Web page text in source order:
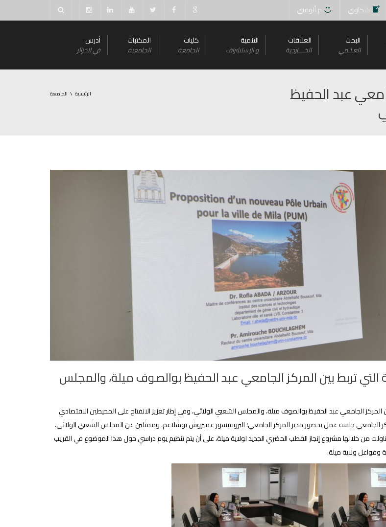
شكاوي م.ألومني
البحث
العـلـمي
العلاقات
الخــــارجية
التنمية
و اﻹستشراف
كليات
الجامعة
المكتبات
الجامعية
أدرس
في الجزائر
عبد الحفيظ الرئيسية الجامعة
التي تربط بين المركز الجامعي عبد الحفيظ بوالصوف ميلة، والمجلس
المركز الجامعي عبد الحفيظ بوالصوف ميلة، والمجلس الشعبي الولائي، وفي إطار تعزيز الانفتاح على المحيطين الاقتصادي
الجامعي جلسة عمل بحضور مدير المركز الجامعي؛ البروفيسور عميروش بوشلاغم، وممثلين عن المجلس الشعبي الولائي،
من خلالها مشروع إنجاز القطب الحضري الجديد لولاية ميلة، على أن يتم تنظيم يوم دراسي حول هذا الموضوع في القريب
وفواعل ولاية ميلة.